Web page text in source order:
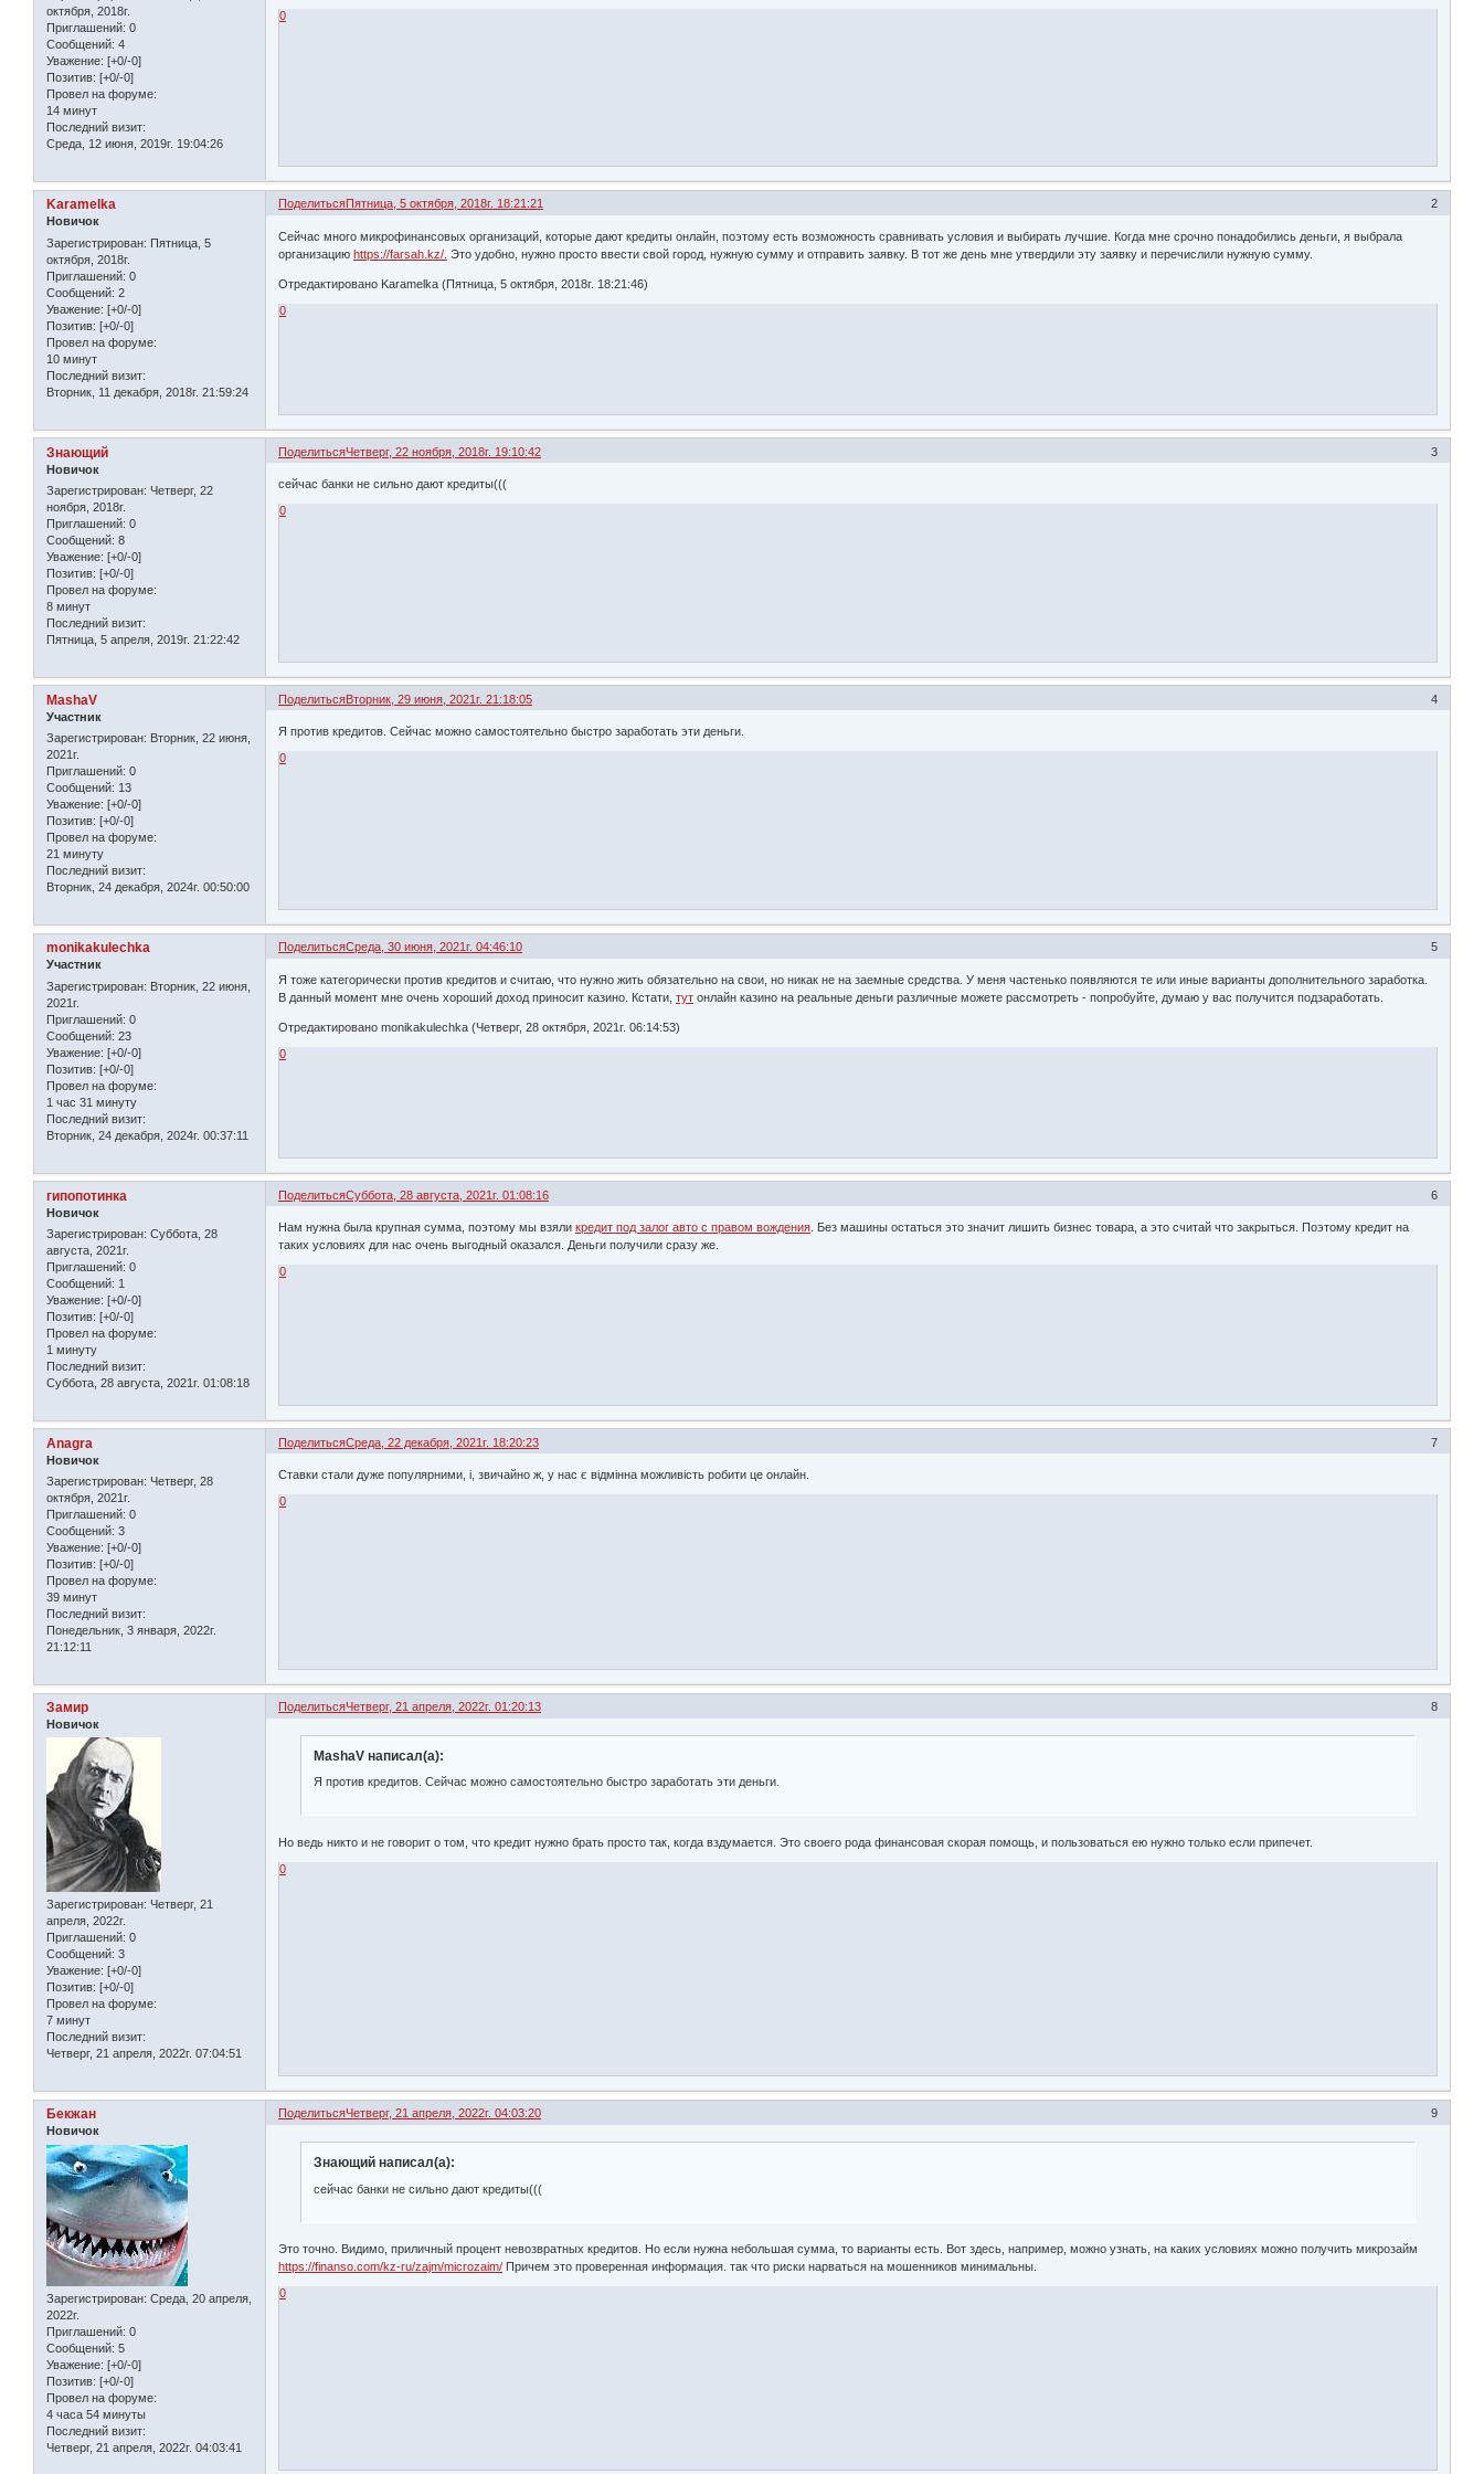
октября, 2018г.
Приглашений: 0
Сообщений: 4
Уважение: [+0/-0]
Позитив: [+0/-0]
Провел на форуме:
14 минут
Последний визит:
Среда, 12 июня, 2019г. 19:04:26
0
Поделиться 2
Пятница, 5 октября, 2018г. 18:21:21
Karamelka
Новичок
Зарегистрирован: Пятница, 5
октября, 2018г.
Приглашений: 0
Сообщений: 2
Уважение: [+0/-0]
Позитив: [+0/-0]
Провел на форуме:
10 минут
Последний визит:
Вторник, 11 декабря, 2018г. 21:59:24
Сейчас много микрофинансовых организаций, которые дают кредиты онлайн, поэтому есть возможность сравнивать условия и выбирать лучшие. Когда мне срочно понадобились деньги, я выбрала
организациюhttps://farsah.kz/. Это удобно, нужно просто ввести свой город, нужную сумму и отправить заявку. В тот же день мне утвердили эту заявку и перечислили нужную сумму.
Отредактировано Karamelka (Пятница, 5 октября, 2018г. 18:21:46)
0
Поделиться 3
Четверг, 22 ноября, 2018г. 19:10:42
Знающий
Новичок
Зарегистрирован: Четверг, 22
ноября, 2018г.
Приглашений: 0
Сообщений: 8
Уважение: [+0/-0]
Позитив: [+0/-0]
Провел на форуме:
8 минут
Последний визит:
Пятница, 5 апреля, 2019г. 21:22:42
сейчас банки не сильно дают кредиты(((
0
Поделиться 4
Вторник, 29 июня, 2021г. 21:18:05
MashaV
Участник
Зарегистрирован: Вторник, 22 июня,
2021г.
Приглашений: 0
Сообщений: 13
Уважение: [+0/-0]
Позитив: [+0/-0]
Провел на форуме:
21 минуту
Последний визит:
Вторник, 24 декабря, 2024г. 00:50:00
Я против кредитов. Сейчас можно самостоятельно быстро заработать эти деньги.
0
Поделиться 5
Среда, 30 июня, 2021г. 04:46:10
monikakulechka
Участник
Зарегистрирован: Вторник, 22 июня,
2021г.
Приглашений: 0
Сообщений: 23
Уважение: [+0/-0]
Позитив: [+0/-0]
Провел на форуме:
1 час 31 минуту
Последний визит:
Вторник, 24 декабря, 2024г. 00:37:11
Я тоже категорически против кредитов и считаю, что нужно жить обязательно на свои, но никак не на заемные средства. У меня частенько появляются те или иные варианты дополнительного заработка.
В данный момент мне очень хороший доход приносит казино. Кстати,тут онлайн казино на реальные деньги различные можете рассмотреть - попробуйте, думаю у вас получится подзаработать.
Отредактировано monikakulechka (Четверг, 28 октября, 2021г. 06:14:53)
0
Поделиться 6
Суббота, 28 августа, 2021г. 01:08:16
гипопотинка
Новичок
Зарегистрирован: Суббота, 28
августа, 2021г.
Приглашений: 0
Сообщений: 1
Уважение: [+0/-0]
Позитив: [+0/-0]
Провел на форуме:
1 минуту
Последний визит:
Суббота, 28 августа, 2021г. 01:08:18
Нам нужна была крупная сумма, поэтому мы взяликредит под залог авто с правом вождения . Без машины остаться это значит лишить бизнес товара, а это считай что закрыться. Поэтому кредит на
таких условиях для нас очень выгодный оказался. Деньги получили сразу же.
0
Поделиться 7
Среда, 22 декабря, 2021г. 18:20:23
Anagra
Новичок
Зарегистрирован: Четверг, 28
октября, 2021г.
Приглашений: 0
Сообщений: 3
Уважение: [+0/-0]
Позитив: [+0/-0]
Провел на форуме:
39 минут
Последний визит:
Понедельник, 3 января, 2022г.
21:12:11
Ставки стали дуже популярними, і, звичайно ж, у нас є відмінна можливість робити це онлайн.
0
Поделиться 8
Четверг, 21 апреля, 2022г. 01:20:13
Замир
Новичок
Зарегистрирован: Четверг, 21
апреля, 2022г.
Приглашений: 0
Сообщений: 3
Уважение: [+0/-0]
Позитив: [+0/-0]
Провел на форуме:
7 минут
Последний визит:
Четверг, 21 апреля, 2022г. 07:04:51
MashaV написал(а):
Я против кредитов. Сейчас можно самостоятельно быстро заработать эти деньги.
Но ведь никто и не говорит о том, что кредит нужно брать просто так, когда вздумается. Это своего рода финансовая скорая помощь, и пользоваться ею нужно только если припечет.
0
Поделиться 9
Четверг, 21 апреля, 2022г. 04:03:20
Бекжан
Новичок
Зарегистрирован: Среда, 20 апреля,
2022г.
Приглашений: 0
Сообщений: 5
Уважение: [+0/-0]
Позитив: [+0/-0]
Провел на форуме:
4 часа 54 минуты
Последний визит:
Четверг, 21 апреля, 2022г. 04:03:41
Знающий написал(а):
сейчас банки не сильно дают кредиты(((
Это точно. Видимо, приличный процент невозвратных кредитов. Но если нужна небольшая сумма, то варианты есть. Вот здесь, например, можно узнать, на каких условиях можно получить микрозайм
https://finanso.com/kz-ru/zajm/microzaim/ Причем это проверенная информация. так что риски нарваться на мошенников минимальны.
0